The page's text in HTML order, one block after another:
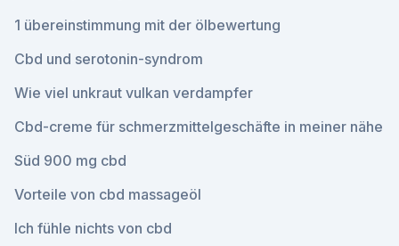
1 übereinstimmung mit der ölbewertung
Cbd und serotonin-syndrom
Wie viel unkraut vulkan verdampfer
Cbd-creme für schmerzmittelgeschäfte in meiner nähe
Süd 900 mg cbd
Vorteile von cbd massageöl
Ich fühle nichts von cbd